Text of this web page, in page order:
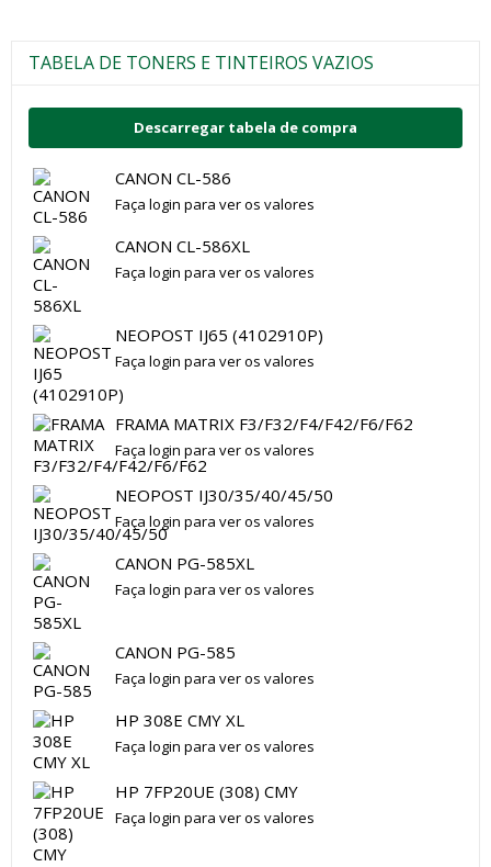
TABELA DE TONERS E TINTEIROS VAZIOS
Descarregar tabela de compra
CANON CL-586
Faça login para ver os valores
CANON CL-586XL
Faça login para ver os valores
NEOPOST IJ65 (4102910P)
Faça login para ver os valores
FRAMA MATRIX F3/F32/F4/F42/F6/F62
Faça login para ver os valores
NEOPOST IJ30/35/40/45/50
Faça login para ver os valores
CANON PG-585XL
Faça login para ver os valores
CANON PG-585
Faça login para ver os valores
HP 308E CMY XL
Faça login para ver os valores
HP 7FP20UE (308) CMY
Faça login para ver os valores